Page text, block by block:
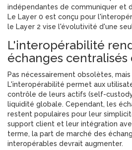
indépendantes de communiquer et
Le Layer 0 est conçu pour
le Layer 2 vise l'évolutivité d'une
L'interopérabilité
échanges centralisés
Pas nécessairement obsolètes,
L'interopérabilité permet aux
contrôle de leurs actifs (self-
liquidité globale. Cependant, les
restent populaires pour leur
support client et leur intégration
terme, la part de marché des
interopérables devrait augmenter.